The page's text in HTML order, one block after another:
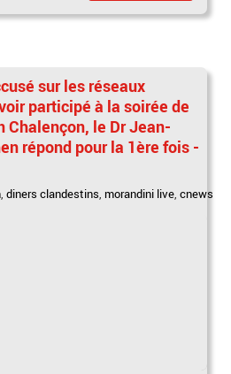
sur les réseaux
participé à la soirée de
Chalençon, le Dr Jean-
répond pour la 1ère fois -
,diners clandestins, morandini live,cnews